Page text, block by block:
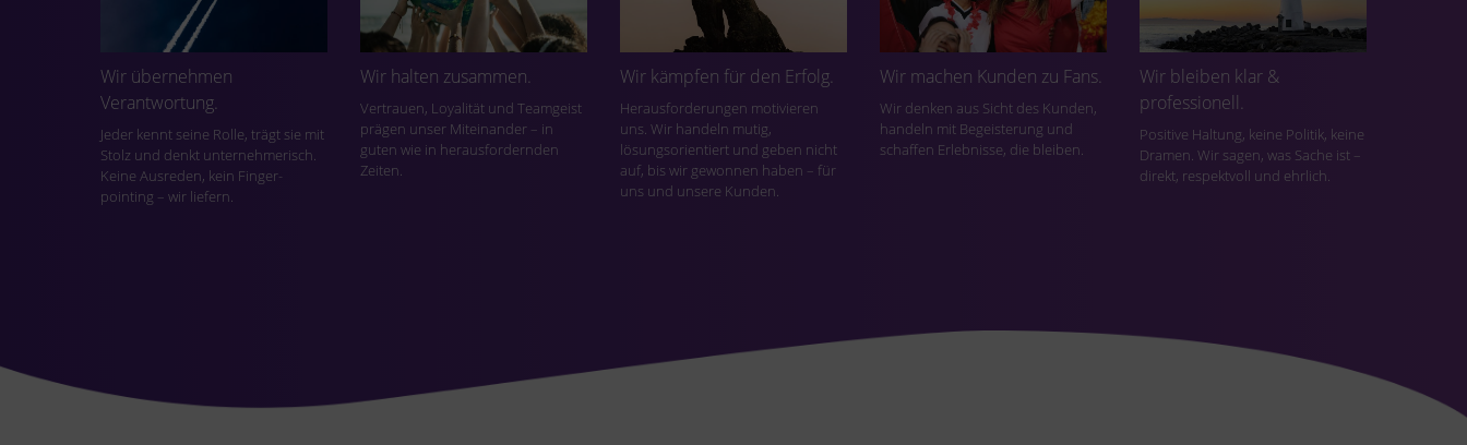
Wir übernehmen
Verantwortung.
Jeder kennt seine Rolle, trägt sie mit
Stolz und denkt unternehmerisch.
Keine Ausreden, kein Finger-
pointing – wir liefern.
Wir halten zusammen.
Vertrauen, Loyalität und Teamgeist
prägen unser Miteinander – in
guten wie in herausfordernden
Zeiten.
Wir kämpfen für den Erfolg.
Herausforderungen motivieren
uns. Wir handeln mutig,
lösungsorientiert und geben nicht
auf, bis wir gewonnen haben – für
uns und unsere Kunden.
Wir machen Kunden zu Fans.
Wir denken aus Sicht des Kunden,
handeln mit Begeisterung und
schaffen Erlebnisse, die bleiben.
Wir bleiben klar &
professionell.
Positive Haltung, keine Politik, keine
Dramen. Wir sagen, was Sache ist –
direkt, respektvoll und ehrlich.